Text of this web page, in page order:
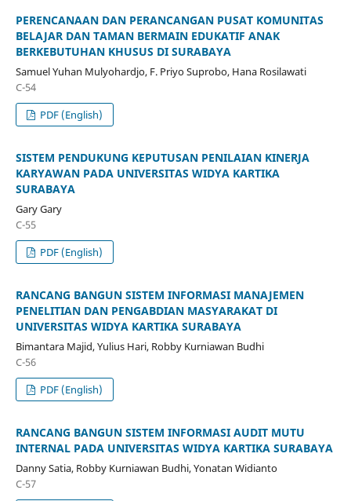
PERENCANAAN DAN PERANCANGAN PUSAT KOMUNITAS
BELAJAR DAN TAMAN BERMAIN EDUKATIF ANAK
BERKEBUTUHAN KHUSUS DI SURABAYA
Samuel Yuhan Mulyohardjo, F. Priyo Suprobo, Hana Rosilawati
C-54
PDF (English)
SISTEM PENDUKUNG KEPUTUSAN PENILAIAN KINERJA
KARYAWAN PADA UNIVERSITAS WIDYA KARTIKA
SURABAYA
Gary Gary
C-55
PDF (English)
RANCANG BANGUN SISTEM INFORMASI MANAJEMEN
PENELITIAN DAN PENGABDIAN MASYARAKAT DI
UNIVERSITAS WIDYA KARTIKA SURABAYA
Bimantara Majid, Yulius Hari, Robby Kurniawan Budhi
C-56
PDF (English)
RANCANG BANGUN SISTEM INFORMASI AUDIT MUTU
INTERNAL PADA UNIVERSITAS WIDYA KARTIKA SURABAYA
Danny Satia, Robby Kurniawan Budhi, Yonatan Widianto
C-57